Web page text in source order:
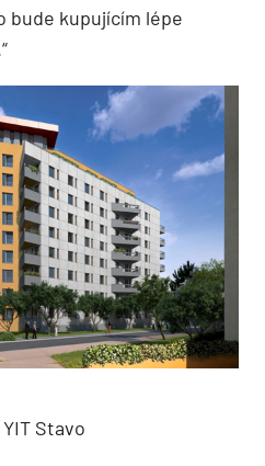
bude kupujícím lépe
Stavo